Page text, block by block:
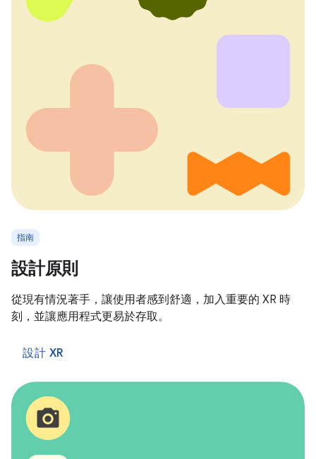
指南
設計原則
從現有情況著手，讓使用者感到舒適，加入重要的 XR 時
刻，並讓應用程式更易於存取。
設計 XR